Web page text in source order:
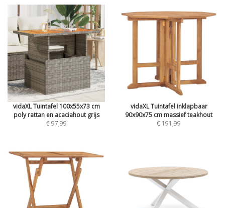
vidaXL Tuintafel 100x55x73 cm
poly rattan en acaciahout grijs
€ 97,99
vidaXL Tuintafel inklapbaar
90x90x75 cm massief teakhout
€ 191,99